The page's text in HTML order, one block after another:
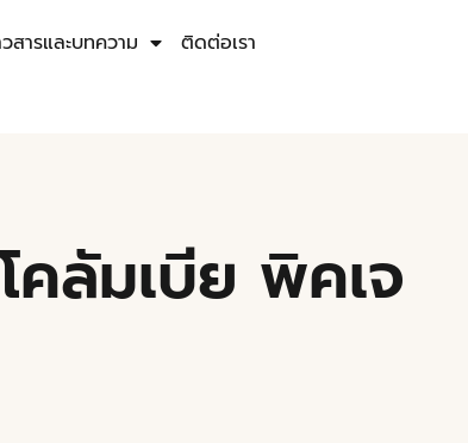
สารและบทความ ติดต่อเรา
ลัมเบีย พิคเจ